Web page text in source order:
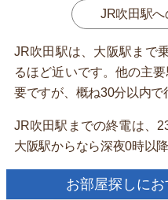
JR吹田駅へ
JR吹田駅は、大阪駅まで
るほど近いです。他の主
要ですが、概ね30分以内で
JR吹田駅までの終電は、
大阪駅からなら深夜0時以
お部屋探しに